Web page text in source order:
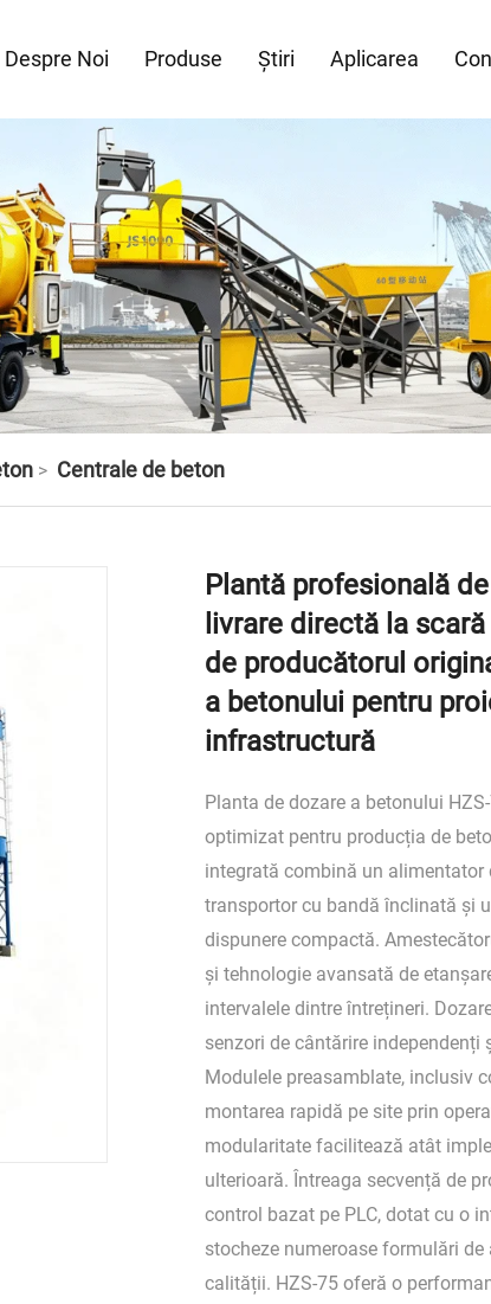
Despre Noi Produse Știri Aplicarea
> Centrale de beton
Plantă profesională
livrare directă la
de producătorul
a betonului pentru
infrastructură
Planta de dozare a betonului
optimizat pentru producția de
integrată combină un alimentator
transportor cu bandă înclinată și
dispunere compactă.
și tehnologie avansată de
intervalele dintre întrețineri.
senzori de cântărire independenți
Modulele preasamblate, inclusiv
montarea rapidă pe site prin
modularitate facilitează atât
ulterioară. Întreaga secvență de
control bazat pe PLC, dotat cu o
stocheze numeroase formulări
calității. HZS-75 oferă o